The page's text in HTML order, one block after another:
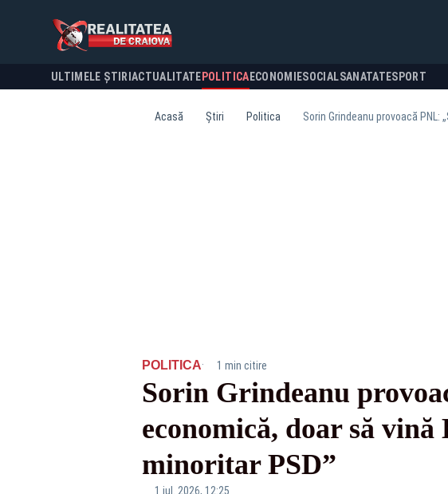
ULTIMELE ȘTIRI ACTUALITATE POLITICA ECONOMIESOCIALSANATATESPORT
Acasă Știri Politica Sorin Grindeanu provoacă
POLITICA· 1 min citire
Sorin Grindeanu
economică, doar să
minoritar PSD”
1 iul. 2026, 12:25